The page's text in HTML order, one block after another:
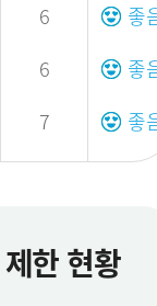
6
좋
6
좋
7
좋
8
한 현황